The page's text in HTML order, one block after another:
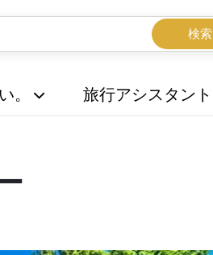
検索
。 旅行アシスタント